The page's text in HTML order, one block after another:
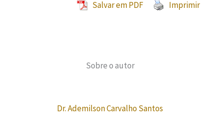
Salvar em PDF Imprimir
Sobre o autor
Dr. Ademilson Carvalho Santos